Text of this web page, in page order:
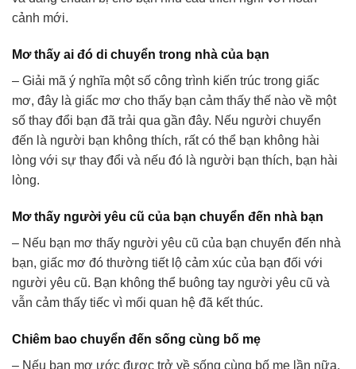
cảnh mới.
Mơ thấy ai đó di chuyển trong nhà của bạn
– Giải mã ý nghĩa một số công trình kiến trúc trong giấc
mơ, đây là giấc mơ cho thấy bạn cảm thấy thế nào về một
số thay đổi bạn đã trải qua gần đây. Nếu người chuyển
đến là người bạn không thích, rất có thể bạn không hài
lòng với sự thay đổi và nếu đó là người bạn thích, bạn hài
lòng.
Mơ thấy người yêu cũ của bạn chuyển đến nhà bạn
– Nếu bạn mơ thấy người yêu cũ của bạn chuyển đến nhà
bạn, giấc mơ đó thường tiết lộ cảm xúc của bạn đối với
người yêu cũ. Bạn không thể buông tay người yêu cũ và
vẫn cảm thấy tiếc vì mối quan hệ đã kết thúc.
Chiêm bao chuyển đến sống cùng bố mẹ
– Nếu bạn mơ ước được trở về sống cùng bố mẹ lần nữa,